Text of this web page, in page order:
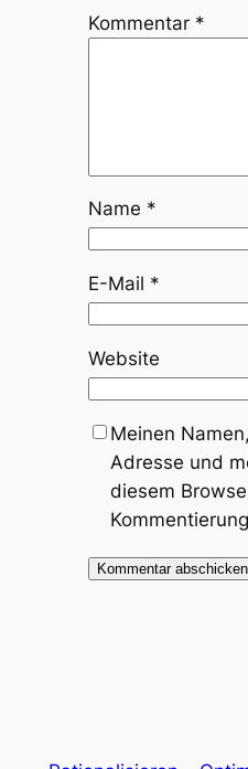
Kommentar *
Name *
E-Mail *
Website
Meinen
Adresse und
diesem